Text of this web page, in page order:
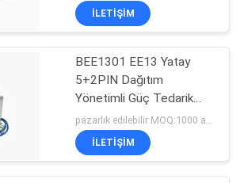
Soğutma
87
İLETIŞIM
BEE1301 EE13 Yatay
5+2PIN Dağıtım
Yönetimli Güç Tedarik
Transformörü
pazarlık edilebilir MOQ:1000 adet
İLETIŞIM